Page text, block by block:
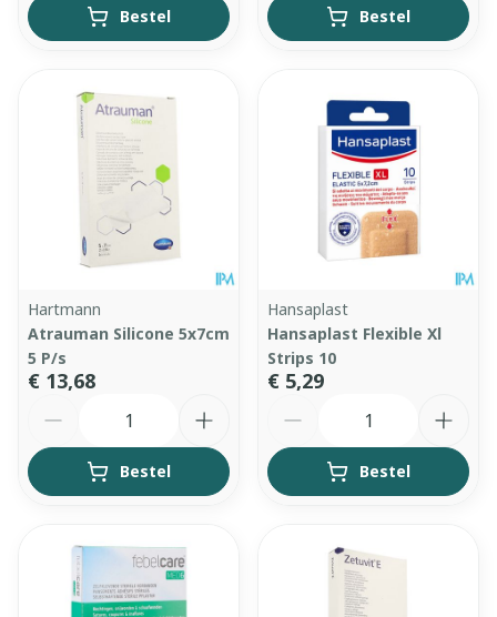
Bestel Bestel
Hartmann
Atrauman Silicone 5x7cm
5 P/s
€ 13,68
Bestel
Hansaplast
Hansaplast Flexible Xl
Strips 10
€ 5,29
Bestel